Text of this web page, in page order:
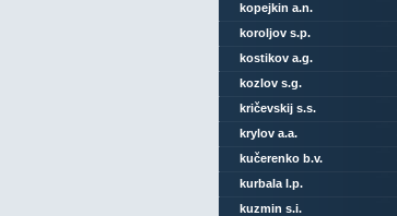
kopejkin a.n.
koroljov s.p.
kostikov a.g.
kozlov s.g.
kričevskij s.s.
krylov a.a.
kučerenko b.v.
kurbala l.p.
kuzmin s.i.